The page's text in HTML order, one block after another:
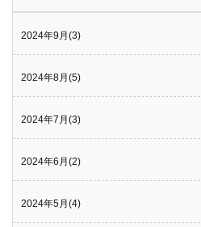
2024年9月(3)
2024年8月(5)
2024年7月(3)
2024年6月(2)
2024年5月(4)